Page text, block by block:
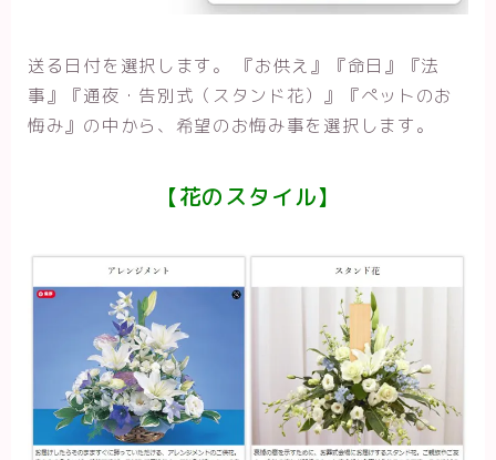
送る日付を選択します。 『お供え』『命日』『法
事』『通夜・告別式（スタンド花）』『ぺットのお
悔み』の中から、希望のお悔み事を選択します。
【花のスタイル】